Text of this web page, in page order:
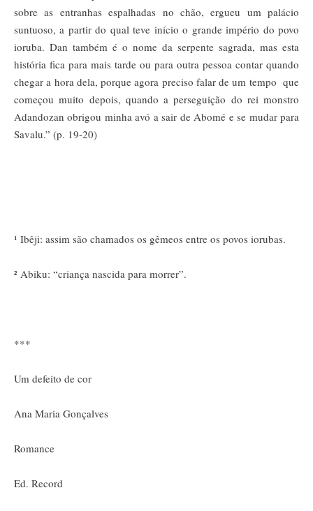
sobre as entranhas espalhadas no chão, ergueu um palácio
suntuoso, a partir do qual teve início o grande império do povo
ioruba. Dan também é o nome da serpente sagrada, mas esta
história fica para mais tarde ou para outra pessoa contar quando
chegar a hora dela, porque agora preciso falar de um tempo que
começou muito depois, quando a perseguição do rei monstro
Adandozan obrigou minha avó a sair de Abomé e se mudar para
Savalu.” (p. 19-20)
¹ Ibêji: assim são chamados os gêmeos entre os povos iorubas.
² Abiku: “criança nascida para morrer”.
***
Um defeito de cor
Ana Maria Gonçalves
Romance
Ed. Record